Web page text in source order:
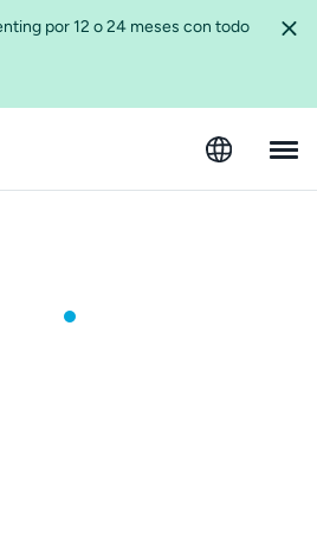
por 12 o 24 meses con todo